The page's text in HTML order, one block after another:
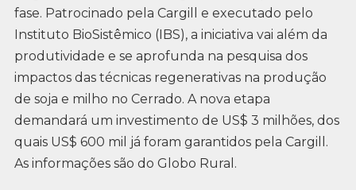
fase. Patrocinado pela Cargill e executado pelo
Instituto BioSistêmico (IBS), a iniciativa vai além da
produtividade e se aprofunda na pesquisa dos
impactos das técnicas regenerativas na produção
de soja e milho no Cerrado. A nova etapa
demandará um investimento de US$ 3 milhões, dos
quais US$ 600 mil já foram garantidos pela Cargill.
As informações são do Globo Rural.